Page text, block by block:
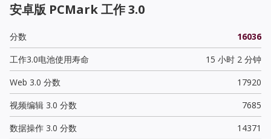
安卓版 PCMark 工作 3.0
分数
16036
工作3.0电池使用寿命
15 小时 2 分钟
Web 3.0 分数
17920
视频编辑 3.0 分数
7685
数据操作 3.0 分数
14371